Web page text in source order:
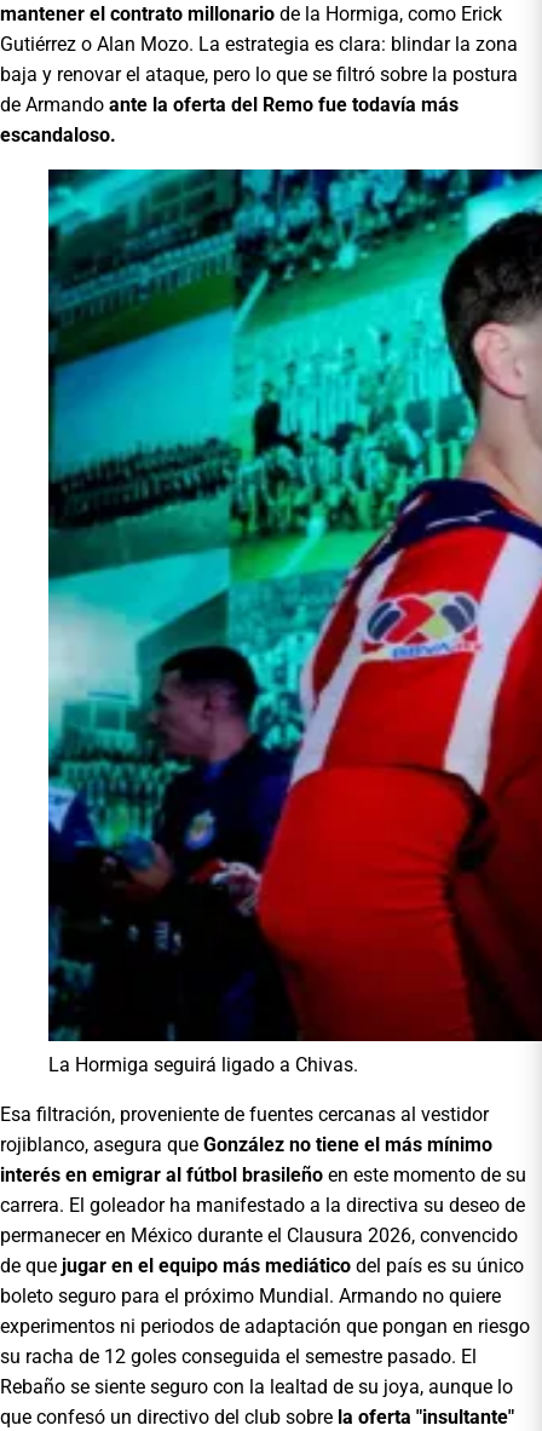
mantener el contrato millonario de la Hormiga, como Erick
Gutiérrez o Alan Mozo. La estrategia es clara: blindar la zona
baja y renovar el ataque, pero lo que se filtró sobre la postura
de Armando ante la oferta del Remo fue todavía más
escandaloso.
La Hormiga seguirá ligado a Chivas.
Esa filtración, proveniente de fuentes cercanas al vestidor
rojiblanco, asegura que González no tiene el más mínimo
interés en emigrar al fútbol brasileño en este momento de su
carrera. El goleador ha manifestado a la directiva su deseo de
permanecer en México durante el Clausura 2026, convencido
de que jugar en el equipo más mediático del país es su único
boleto seguro para el próximo Mundial. Armando no quiere
experimentos ni periodos de adaptación que pongan en riesgo
su racha de 12 goles conseguida el semestre pasado. El
Rebaño se siente seguro con la lealtad de su joya, aunque lo
que confesó un directivo del club sobre la oferta "insultante"